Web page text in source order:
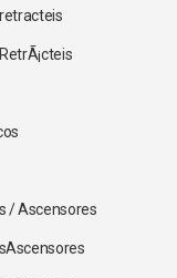
/ Ascensores